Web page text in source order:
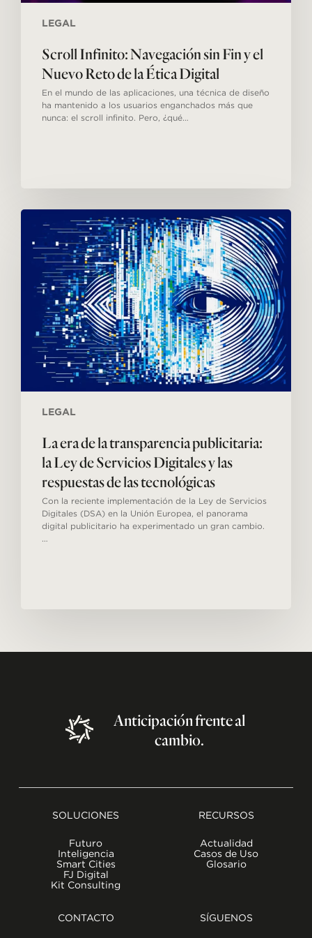
LEGAL
Scroll Infinito: Navegación sin Fin y el
Nuevo Reto de la Ética Digital
En el mundo de las aplicaciones, una técnica de diseño
ha mantenido a los usuarios enganchados más que
nunca: el scroll infinito. Pero, ¿qué…
LEGAL
La
transparencia
publicitaria:
Servicios
Digitales
respuestas
de
tecnológicas
La era de la transparencia publicitaria:
la Ley de Servicios Digitales y las
respuestas de las tecnológicas
Con la reciente implementación de la Ley de Servicios
Digitales (DSA) en la Unión Europea, el panorama
digital publicitario ha experimentado un gran cambio.
…
Anticipaciónfrenteal
cambio.
SOLUCIONES
Futuro
Inteligencia
Smart Cities
FJ Digital
Kit Consulting
RECURSOS
Actualidad
Casos de Uso
Glosario
CONTACTO SÍGUENOS